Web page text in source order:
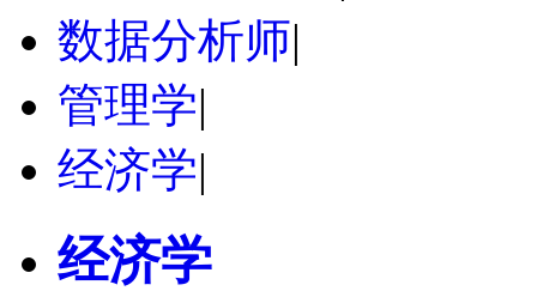
数据分析师|
管理学|
经济学|
经济学